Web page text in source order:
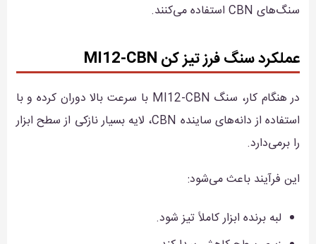
سنگ‌های CBN استفاده می‌کنند.
عملکرد سنگ فرز تیز کن MI12-CBN
در هنگام کار، سنگ MI12-CBN با سرعت بالا دوران کرده و با
استفاده از دانه‌های ساینده CBN، لایه بسیار نازکی از سطح ابزار
را برمی‌دارد.
این فرآیند باعث می‌شود:
لبه برنده ابزار کاملاً تیز شود.